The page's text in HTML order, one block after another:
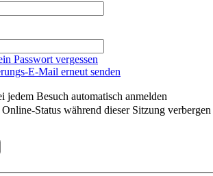
Passwort vergessen
E-Mail erneut senden
jedem Besuch automatisch anmelden
Status während dieser Sitzung verbergen